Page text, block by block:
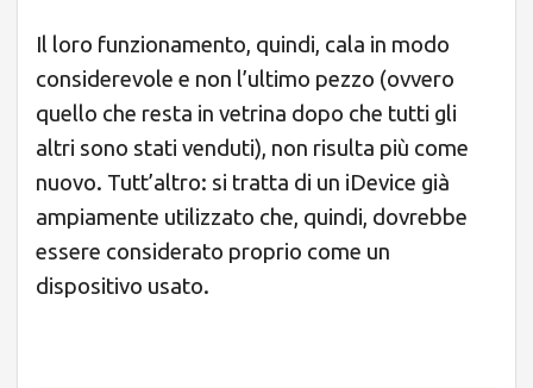
Il loro funzionamento, quindi, cala in modo
considerevole e non l’ultimo pezzo (ovvero
quello che resta in vetrina dopo che tutti gli
altri sono stati venduti), non risulta più come
nuovo. Tutt’altro: si tratta di un iDevice già
ampiamente utilizzato che, quindi, dovrebbe
essere considerato proprio come un
dispositivo usato.